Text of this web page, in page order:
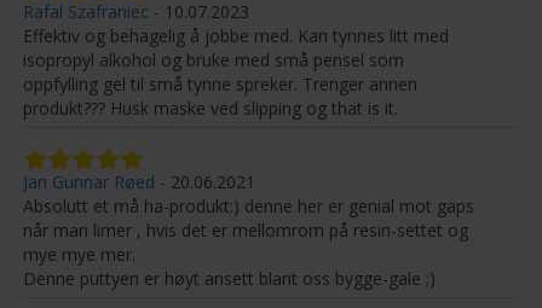
Rafal Szafraniec
10.07.2023
Effektiv og behagelig å jobbe med. Kan tynnes litt med
isopropyl alkohol og bruke med små pensel som
oppfylling gel til små tynne spreker. Trenger annen
produkt??? Husk maske ved slipping og that is it.
Jan Gunnar Røed
20.06.2021
Absolutt et må ha-produkt:) denne her er genial mot gaps
når man limer , hvis det er mellomrom på resin-settet og
mye mye mer.
Denne puttyen er høyt ansett blant oss bygge-gale ;)